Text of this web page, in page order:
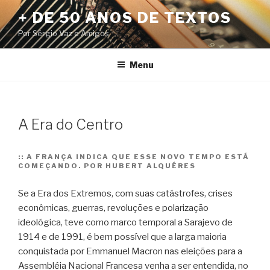
Pular
para
o
conteúdo
+ DE 50 ANOS DE TEXTOS
Por Sérgio Vaz e Amigos
Menu
A Era do Centro
:: A FRANÇA INDICA QUE ESSE NOVO TEMPO ESTÁ
COMEÇANDO. POR HUBERT ALQUÉRES
Se a Era dos Extremos, com suas catástrofes, crises
econômicas, guerras, revoluções e polarização
ideológica, teve como marco temporal a Sarajevo de
1914 e de 1991, é bem possível que a larga maioria
conquistada por Emmanuel Macron nas eleições para a
Assembléia Nacional Francesa venha a ser entendida, no